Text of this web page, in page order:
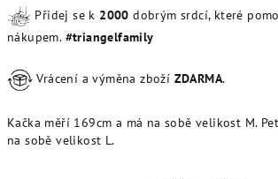
Přidej se k 2000dobrým srdcí, které
nákupem. #triangelfamily
Vrácení a výměna zboží ZDARMA.
Kačka měří 169cm a má na sobě velikost M.
na sobě velikost L.